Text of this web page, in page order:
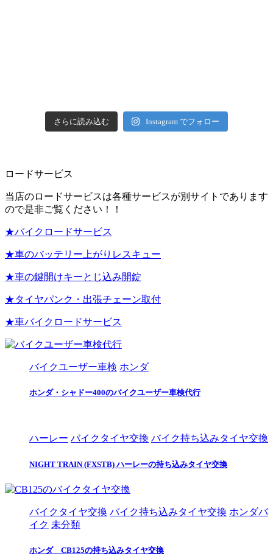
さらに読み込む Instagram でフォロー
ロードサービス
当店のロードサービスは各種サービスが別サイトであります
ので是非ご覧ください！！
★バイクロードサービス
★車のバッテリー上がりレスキュー
★車の鍵開けキーとじ込み開錠
★タイヤパンク・出張チェーン取付
★車バイクロードサービス
バイクユーザー車検 ホンダ
ホンダ・シャドー400のバイクユーザー車検代行
ハーレー バイクタイヤ交換 バイク持ち込みタイヤ交換
NIGHT TRAIN (FXSTB) ハーレーの持ち込みタイヤ交換
バイクタイヤ交換 バイク持ち込みタイヤ交換 ホンダバ
イク 未分類
ホンダ CB125の持ち込みタイヤ交換